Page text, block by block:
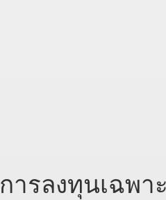
การลงทุนเฉพา